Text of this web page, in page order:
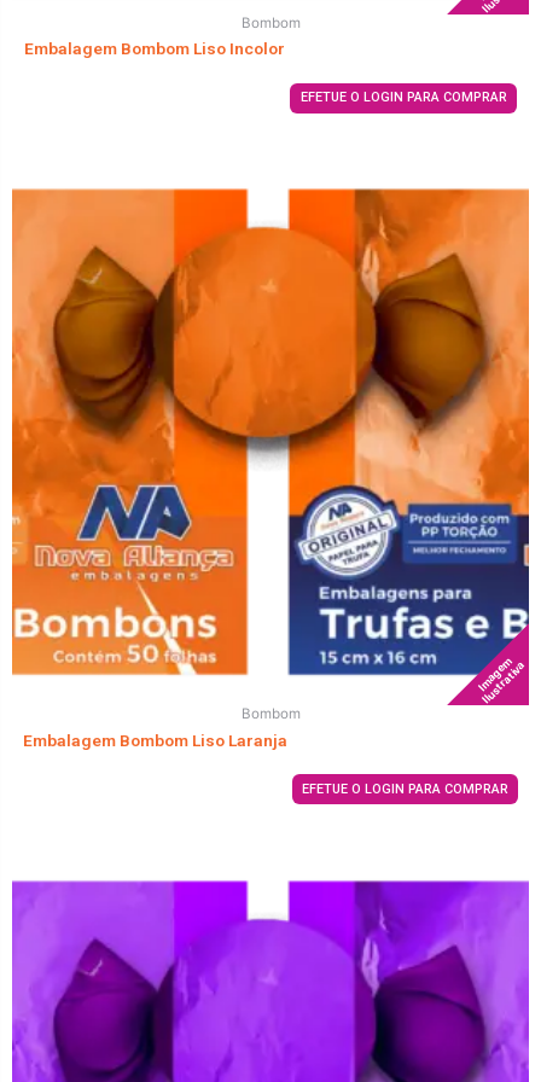
Bombom
Embalagem Bombom Liso Incolor
EFETUE O LOGIN PARA COMPRAR
Imagem
Ilustrativa
Bombom
Embalagem Bombom Liso Laranja
EFETUE O LOGIN PARA COMPRAR